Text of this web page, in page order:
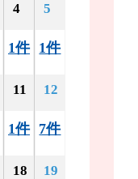
4
1件
5
1件
11
1件
12
7件
18 19